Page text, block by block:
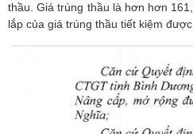
thầu. Giá trúng thầu là hơn hơn
lắp của giá trúng thầu tiết kiệm